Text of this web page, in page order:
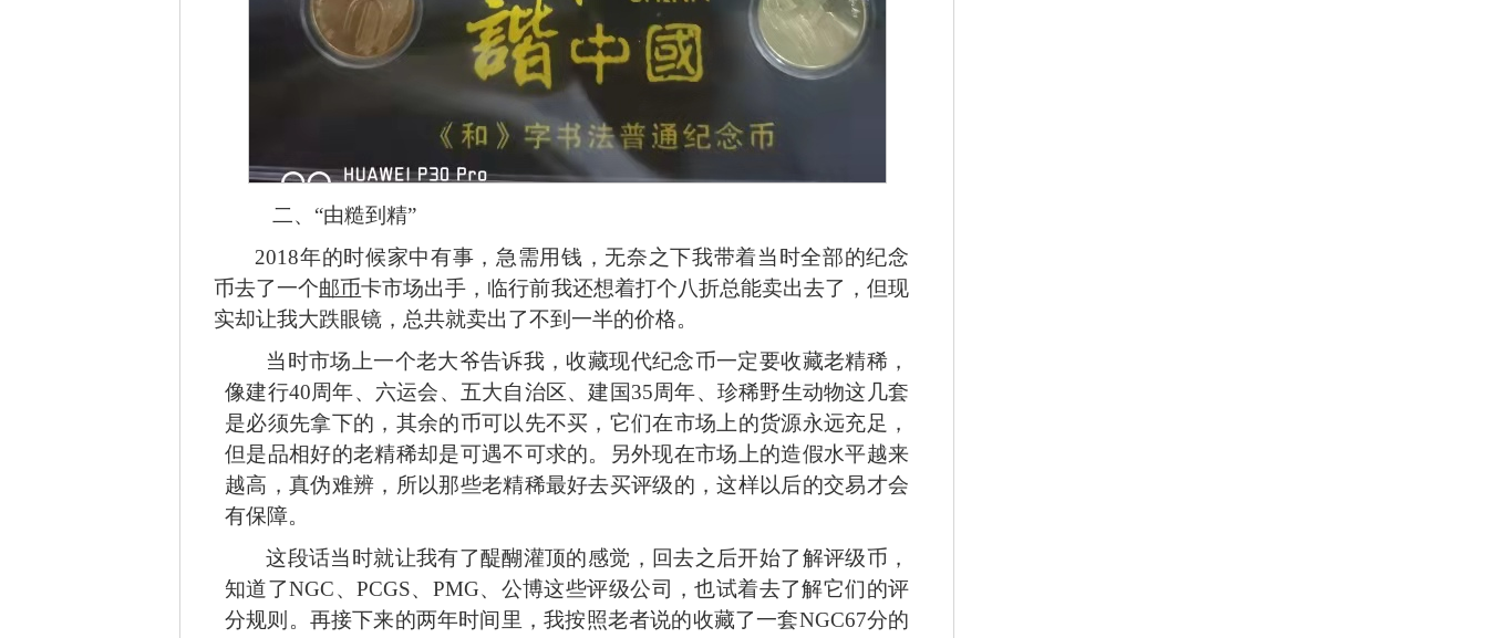
二、 “由糙到精”
2018年的时候家中有事，急需用钱，无奈之下我带着当时全部的纪念
币去了一个邮币卡市场出手，临行前我还想着打个八折总能卖出去了，但现
实却让我大跌眼镜，总共就卖出了不到一半的价格。
当时市场上一个老大爷告诉我，收藏现代纪念币一定要收藏老精稀，
像建行40周年、六运会、五大自治区、建国35周年、珍稀野生动物这几套
是必须先拿下的，其余的币可以先不买，它们在市场上的货源永远充足，
但是品相好的老精稀却是可遇不可求的。另外现在市场上的造假水平越来
越高，真伪难辨，所以那些老精稀最好去买评级的，这样以后的交易才会
有保障。
这段话当时就让我有了醍醐灌顶的感觉，回去之后开始了解评级币，
知道了NGC、PCGS、PMG、公博这些评级公司，也试着去了解它们的评
分规则。再接下来的两年时间里，我按照老者说的收藏了一套NGC67分的